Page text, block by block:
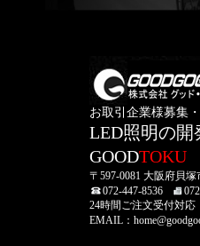
お取引企業様募集
LED照明の開
GOODTOKU
〒597-0081 大阪府貝塚
072-447-8536
24時間ご注文受付対応
EMAIL：